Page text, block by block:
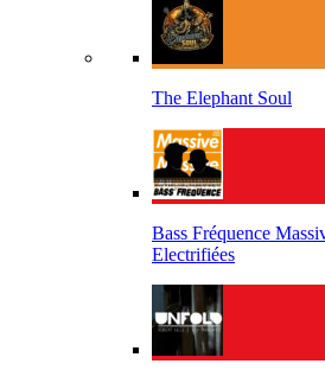
The Elephant Soul
Bass Fréquence
Electrifiées